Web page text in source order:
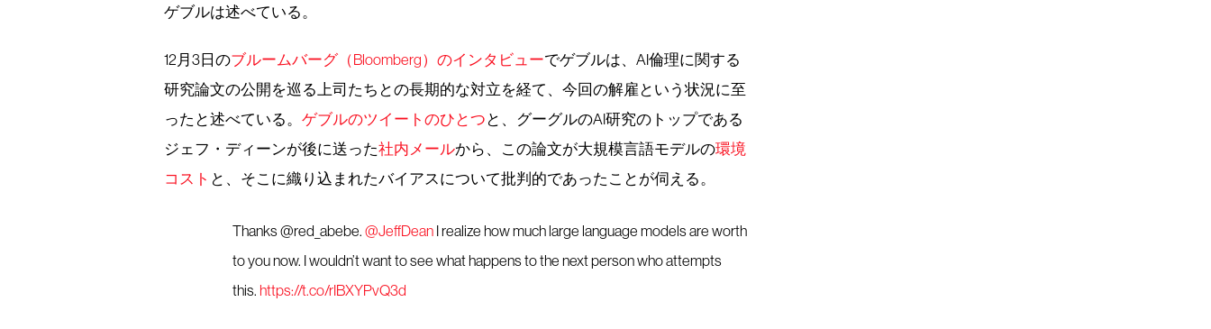
ゲブルは述べている。
12月3日のブルームバーグ（Bloomberg）のインタビューでゲブルは、AI倫理に関する
研究論文の公開を巡る上司たちとの長期的な対立を経て、今回の解雇という状況に至
ったと述べている。 ゲブルのツイートのひとつ と、グーグルのAI研究のトップである
ジェフ・ディーンが後に送った社内メールから、この論文が大規模言語モデルの環境
コスト と、そこに織り込まれたバイアスについて批判的であったことが伺える。
Thanks @red_abebe. @JeffDeanI realize how much large language models are worth
to you now. I wouldn’t want to see what happens to the next person who attempts
this. https://t.co/rIBXYPvQ3d